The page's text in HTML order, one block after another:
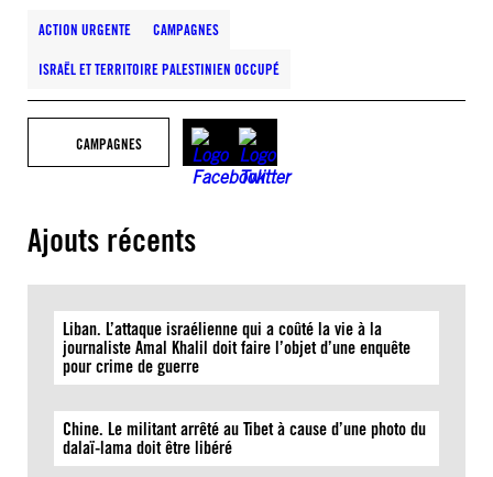
ACTION URGENTE CAMPAGNES
ISRAËL ET TERRITOIRE PALESTINIEN OCCUPÉ
CAMPAGNES
Ajouts récents
Liban. L’attaque israélienne qui a coûté la vie à la
journaliste Amal Khalil doit faire l’objet d’une enquête
pour crime de guerre
Chine. Le militant arrêté au Tibet à cause d’une photo du
dalaï-lama doit être libéré